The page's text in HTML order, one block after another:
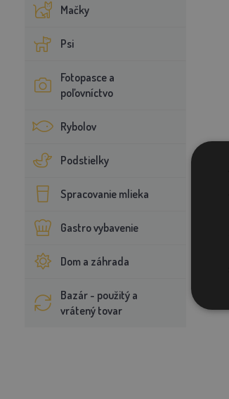
Mačky
Psi
Fotopasce a
poľovníctvo
Rybolov
Podstielky
Spracovanie mlieka
Gastro vybavenie
Dom a záhrada
Bazár - použitý a
vrátený tovar